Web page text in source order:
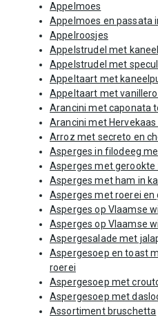
Appelmoes
Appelmoes en passata
Appelroosjes
Appelstrudel met kaneel
Appelstrudel met
Appeltaart met
Appeltaart met
Arancini met caponata
Arancini met Hervekaas
Arroz met secreto en
Asperges in filodeeg
Asperges met gerookte
Asperges met ham in
Asperges met roerei en
Asperges op Vlaamse
Asperges op Vlaamse
Aspergesalade met
Aspergesoep en toast
roerei
Aspergesoep met
Aspergesoep met
Assortiment bruschetta